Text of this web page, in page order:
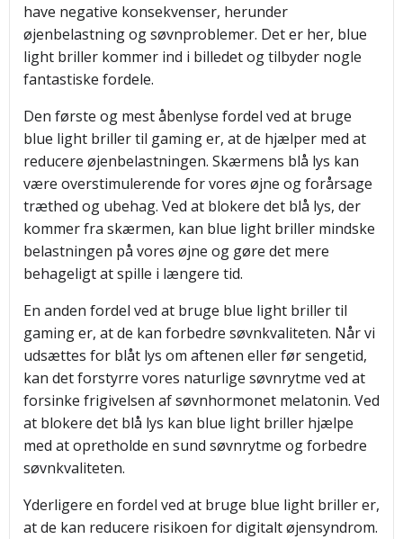
have negative konsekvenser, herunder
øjenbelastning og søvnproblemer. Det er her, blue
light briller kommer ind i billedet og tilbyder nogle
fantastiske fordele.
Den første og mest åbenlyse fordel ved at bruge
blue light briller til gaming er, at de hjælper med at
reducere øjenbelastningen. Skærmens blå lys kan
være overstimulerende for vores øjne og forårsage
træthed og ubehag. Ved at blokere det blå lys, der
kommer fra skærmen, kan blue light briller mindske
belastningen på vores øjne og gøre det mere
behageligt at spille i længere tid.
En anden fordel ved at bruge blue light briller til
gaming er, at de kan forbedre søvnkvaliteten. Når vi
udsættes for blåt lys om aftenen eller før sengetid,
kan det forstyrre vores naturlige søvnrytme ved at
forsinke frigivelsen af ​​søvnhormonet melatonin. Ved
at blokere det blå lys kan blue light briller hjælpe
med at opretholde en sund søvnrytme og forbedre
søvnkvaliteten.
Yderligere en fordel ved at bruge blue light briller er,
at de kan reducere risikoen for digitalt øjensyndrom.